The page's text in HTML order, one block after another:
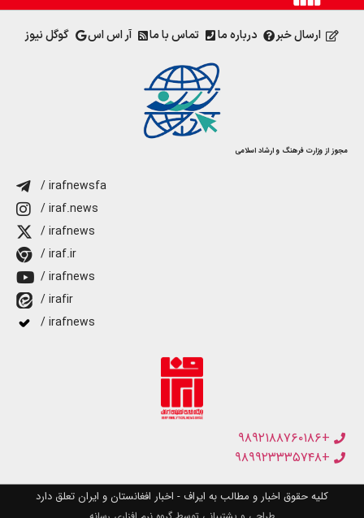
ارسال خبر درباره ما تماس با ما آر اس اس گوگل نیوز
مجوز از وزارت فرهنگ و ارشاد اسلامی
/ irafnewsfa
/ iraf.news
/ irafnews
/ iraf.ir
/ irafnews
/ irafir
/ irafnews
+۹۸۹۲۱۸۸۷۶۰۱۸۶
+۹۸۹۹۲۳۳۳۵۷۴۸
کلیه حقوق اخبار و مطالب به ایراف - اخبار افغانستان و ایران تعلق دارد